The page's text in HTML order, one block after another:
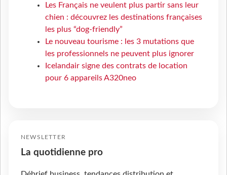
Les Français ne veulent plus partir sans leur
chien : découvrez les destinations françaises
les plus “dog-friendly”
Le nouveau tourisme : les 3 mutations que
les professionnels ne peuvent plus ignorer
Icelandair signe des contrats de location
pour 6 appareils A320neo
NEWSLETTER
La quotidienne pro